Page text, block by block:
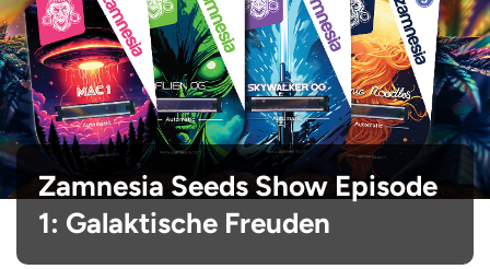
Zamnesia Seeds Show Episode
1: Galaktische Freuden